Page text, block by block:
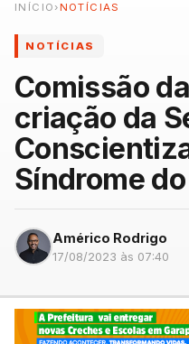
INÍCIO ›NOTÍCIAS
NOTÍCIAS
Comissão
criação da
Síndrome
Américo Rodrigo
17/08/2023 às 07:40